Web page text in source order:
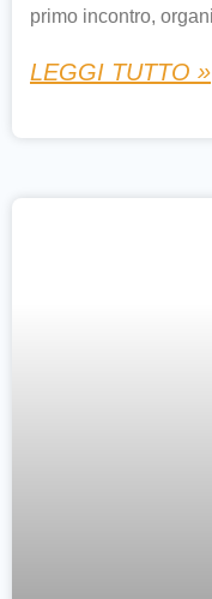
primo incontro,
LEGGI TUTTO »